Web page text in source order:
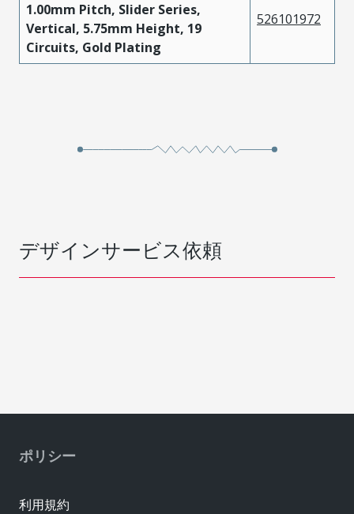
1.00mm Pitch, Slider Series,
Vertical, 5.75mm Height, 19
Circuits, Gold Plating
526101972
デザインサービス依頼
ポリシー
利用規約